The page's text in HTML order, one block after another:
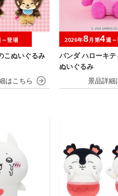
ぬいぐるみ
～登場
パンダ ハローキ
ぬいぐるみ
2026年8 月第4週～